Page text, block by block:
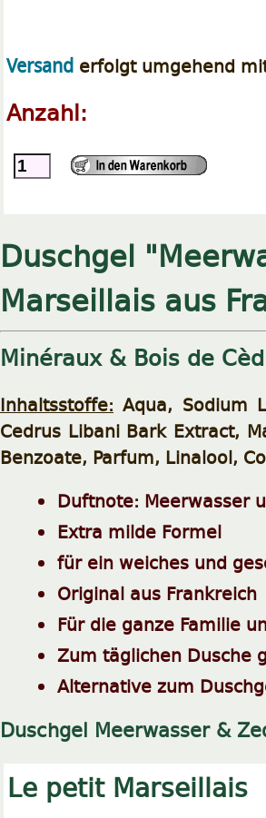
Versand erfolgt umgehend
Anzahl:
Duschgel
Marseillais aus
Minéraux & Bois de
Inhaltsstoffe: Aqua, Sodium
Cedrus Libani Bark Extract,
Benzoate, Parfum, Linalool,
Duftnote: Meerwasser
Extra milde Formel
für ein weiches und
Original aus Frankreich
Für die ganze Familie
Zum täglichen Dusche
Alternative zum
Duschgel Meerwasser &
Le petit Marseillais